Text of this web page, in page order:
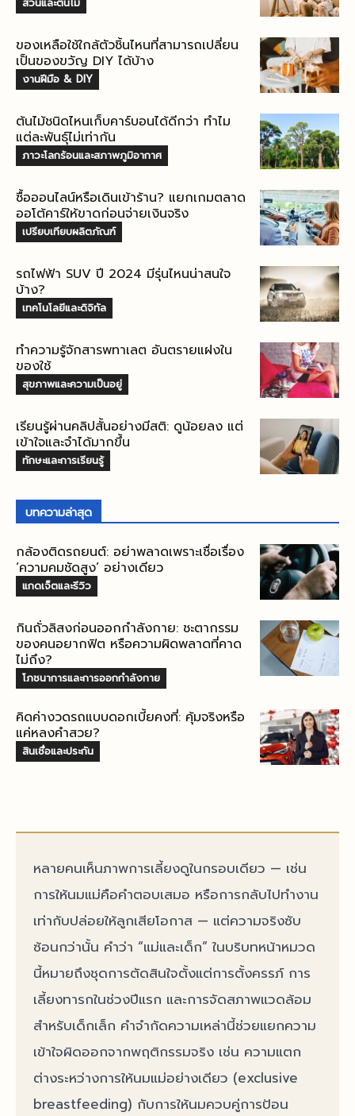
ของเหลือใช้ใกล้ตัวชิ้นไหนที่สามารถเปลี่ยน
เป็นของขวัญ DIY ได้บ้าง
งานฝีมือ & DIY
ต้นไม้ชนิดไหนเก็บคาร์บอนได้ดีกว่า ทำไม
แต่ละพันธุ์ไม่เท่ากัน
ภาวะโลกร้อนและสภาพภูมิอากาศ
ซื้อออนไลน์หรือเดินเข้าร้าน? แยกเกมตลาด
ออโต้คาร์ให้ขาดก่อนจ่ายเงินจริง
เปรียบเทียบผลิตภัณฑ์
รถไฟฟ้า SUV ปี 2024 มีรุ่นไหนน่าสนใจ
บ้าง?
เทคโนโลยีและดิจิทัล
ทำความรู้จักสารพทาเลต อันตรายแฝงใน
ของใช้
สุขภาพและความเป็นอยู่
เรียนรู้ผ่านคลิปสั้นอย่างมีสติ: ดูน้อยลง แต่
เข้าใจและจำได้มากขึ้น
ทักษะและการเรียนรู้
บทความล่าสุด
กล้องติดรถยนต์: อย่าพลาดเพราะเชื่อเรื่อง
‘ความคมชัดสูง’ อย่างเดียว
แกดเจ็ตและรีวิว
กินถั่วลิสงก่อนออกกำลังกาย: ชะตากรรม
ของคนอยากฟิต หรือความผิดพลาดที่คาด
ไม่ถึง?
โภชนาการและการออกกำลังกาย
คิดค่างวดรถแบบดอกเบี้ยคงที่: คุ้มจริงหรือ
แค่หลงคำสวย?
สินเชื่อและประกัน
หลายคนเห็นภาพการเลี้ยงดูในกรอบเดียว — เช่น
การให้นมแม่คือคำตอบเสมอ หรือการกลับไปทำงาน
เท่ากับปล่อยให้ลูกเสียโอกาส — แต่ความจริงซับ
ซ้อนกว่านั้น คำว่า “แม่และเด็ก” ในบริบทหน้าหมวด
นี้หมายถึงชุดการตัดสินใจตั้งแต่การตั้งครรภ์ การ
เลี้ยงทารกในช่วงปีแรก และการจัดสภาพแวดล้อม
สำหรับเด็กเล็ก คำจำกัดความเหล่านี้ช่วยแยกความ
เข้าใจผิดออกจากพฤติกรรมจริง เช่น ความแตก
ต่างระหว่างการให้นมแม่อย่างเดียว (exclusive
breastfeeding) กับการให้นมควบคู่การป้อน